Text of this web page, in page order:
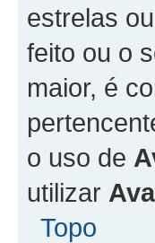
estrelas
feito ou o
maior, é
o uso de
utilizar
Topo